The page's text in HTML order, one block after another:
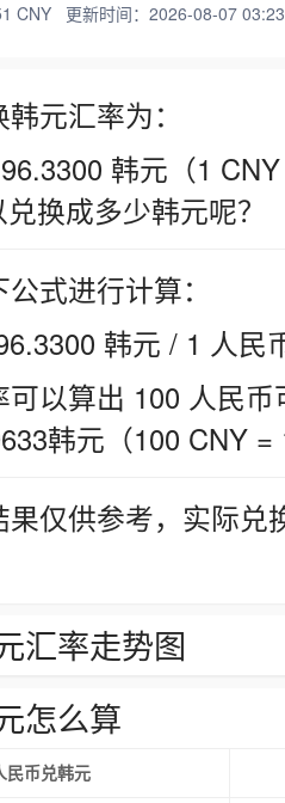
CNY 更新时间：2026-08-07
元汇率为：
韩元（1
换成多少韩元呢？
式进行计算：
韩元 / 1 人民
以算出 100 人民
韩元（100 CNY =
仅供参考，实际
汇率走势图
怎么算
民币兑韩元